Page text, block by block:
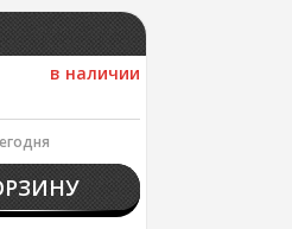
в наличии